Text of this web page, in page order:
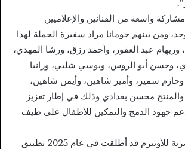
واسعة من الفنانين والإعلاميين
ومن بينهم جومانا مراد سفيرة الحملة لهذا
وريهام عبد الغفور، وأحمد رزق، ورشا المهدي،
وحسن أبو الروس، وبوسي شلبي، ورانيا
وحازم سمير، وأمير شاهين، وأيمن شاهين،
والمنتج محسن بغدادي وذلك في إطار تعزيز
جهود الدمج والتمكين للأطفال على طيف
وكانت الجمعية المصرية للأوتيزم قد أطلقت في عام 2025 تطبيق